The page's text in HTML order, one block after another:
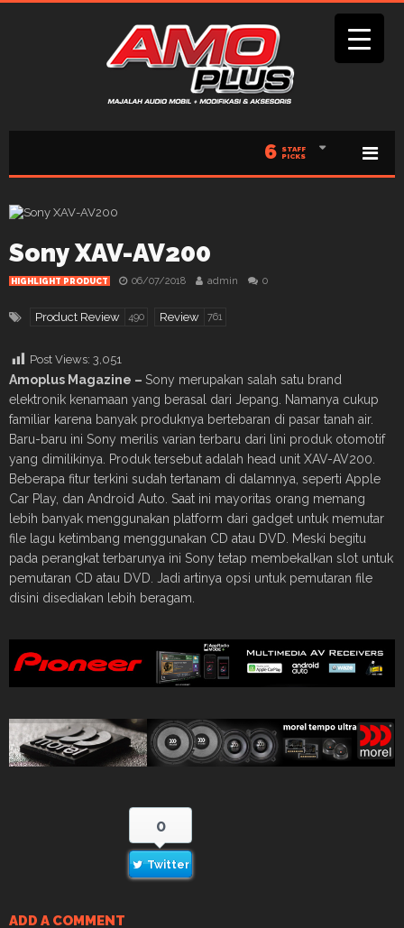
6 STAFF
PICKS
Sony XAV-AV200
HIGHLIGHT PRODUCT 06/07/2018 admin 0
Product Review 490 Review 761
Post Views: 3,051
Amoplus Magazine – Sony merupakan salah satu brand
elektronik kenamaan yang berasal dari Jepang. Namanya cukup
familiar karena banyak produknya bertebaran di pasar tanah air.
Baru-baru ini Sony merilis varian terbaru dari lini produk otomotif
yang dimilikinya. Produk tersebut adalah head unit XAV-AV200.
Beberapa fitur terkini sudah tertanam di dalamnya, seperti Apple
Car Play, dan Android Auto. Saat ini mayoritas orang memang
lebih banyak menggunakan platform dari gadget untuk memutar
file lagu ketimbang menggunakan CD atau DVD. Meski begitu
pada perangkat terbarunya ini Sony tetap membekalkan slot untuk
pemutaran CD atau DVD. Jadi artinya opsi untuk pemutaran file
disini disediakan lebih beragam.
0
Twitter
ADD A COMMENT